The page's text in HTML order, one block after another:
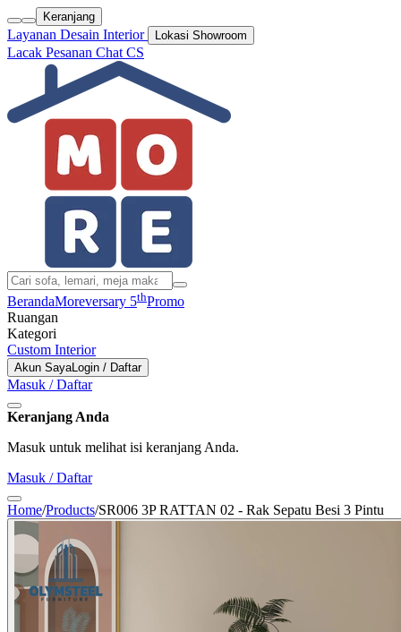
Keranjang
Layanan Desain Interior Lokasi Showroom
Lacak Pesanan Chat CS
BerandaMoreversary 5thPromo
Ruangan
Kategori
Custom Interior
Akun SayaLogin / Daftar
Masuk / Daftar
Keranjang Anda
Masuk untuk melihat isi keranjang Anda.
Masuk / Daftar
Home/Products/SR006 3P RATTAN 02 - Rak Sepatu Besi 3 Pintu